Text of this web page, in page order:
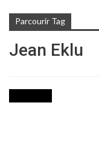
Parcourir Tag
Jean Eklu